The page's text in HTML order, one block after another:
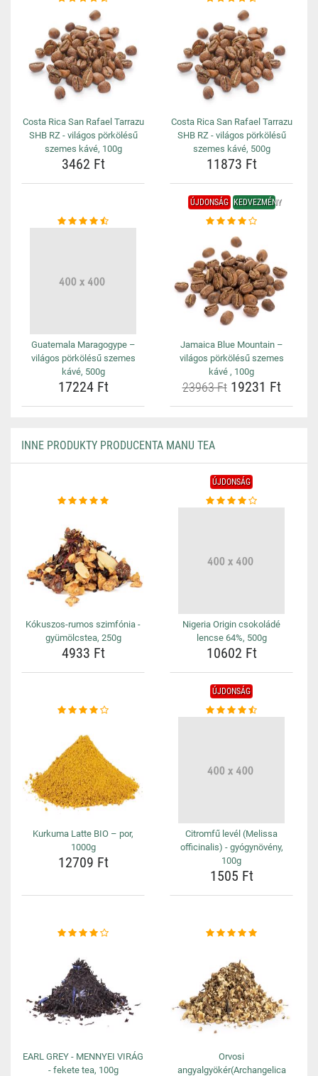
Costa Rica San Rafael Tarrazu
SHB RZ - világos pörkölésű
szemes kávé, 100g
3462 Ft
Costa Rica San Rafael Tarrazu
SHB RZ - világos pörkölésű
szemes kávé, 500g
11873 Ft
Guatemala Maragogype –
világos pörkölésű szemes
kávé, 500g
17224 Ft
ÚJDONSÁG KEDVEZMÉNY
Jamaica Blue Mountain –
világos pörkölésű szemes
kávé , 100g
23963 Ft19231 Ft
INNE PRODUKTY PRODUCENTA MANU TEA
Kókuszos-rumos szimfónia -
gyümölcstea, 250g
4933 Ft
ÚJDONSÁG
Nigeria Origin csokoládé
lencse 64%, 500g
10602 Ft
Kurkuma Latte BIO – por,
1000g
12709 Ft
ÚJDONSÁG
Citromfű levél (Melissa
officinalis) - gyógynövény,
100g
1505 Ft
EARL GREY - MENNYEI VIRÁG
- fekete tea, 100g
Orvosi
angyalgyökér(Archangelica